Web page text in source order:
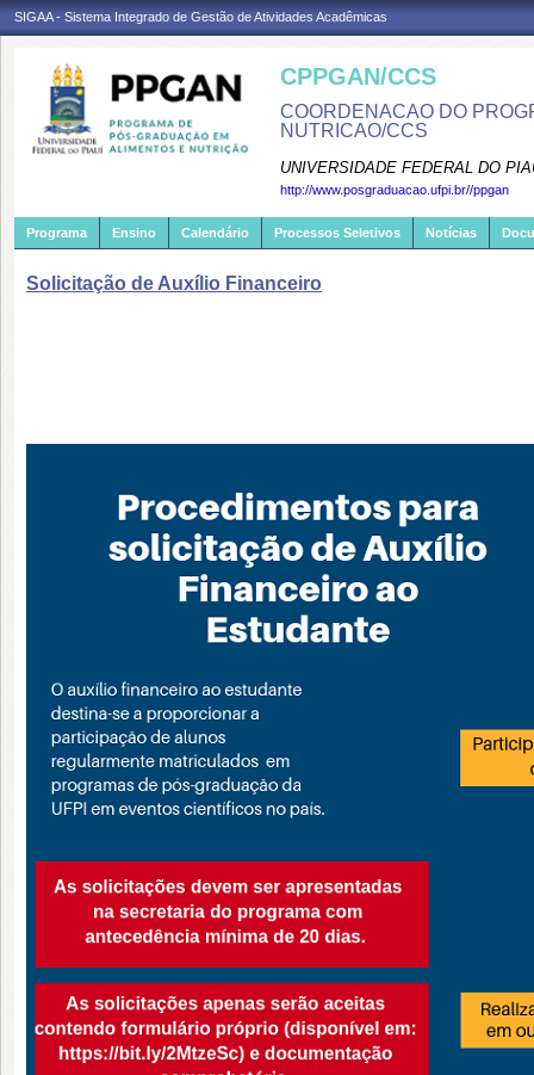
SIGAA - Sistema Integrado de Gestão de Atividades Acadêmicas
CPPGAN/CCS
COORDENACAO DO
NUTRICAO/CCS
UNIVERSIDADE FEDERAL DO
http://www.posgraduacao.ufpi.br//ppgan
Programa Ensino Calendário Processos Seletivos Notícias
Solicitação de Auxílio Financeiro